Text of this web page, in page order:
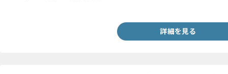
詳細を見る